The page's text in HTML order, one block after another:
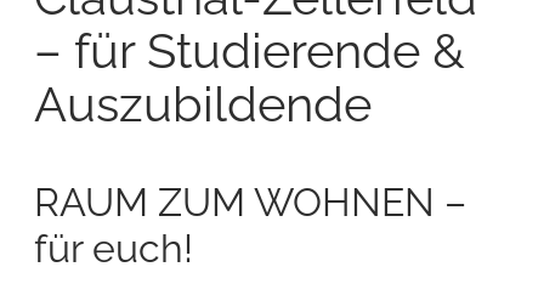
– für Studierende &
Auszubildende
RAUM ZUM WOHNEN –
für euch!